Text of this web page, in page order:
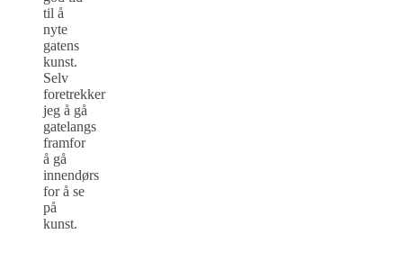
til å
nyte
gatens
kunst.
Selv
foretrekker
jeg å gå
gatelangs
framfor
å gå
innendørs
for å se
på
kunst.